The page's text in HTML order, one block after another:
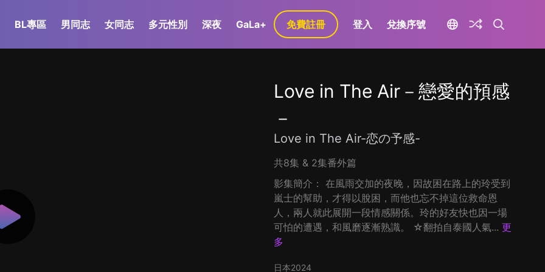
BL專區 男同志 女同志 多元性別 深夜 GaLa+ 免費註冊 登入 兌換序號
Love in The Air－戀愛的預感
－
Love in The Air-恋の予感-
共8集 & 2集番外篇
影集簡介： 在風雨交加的夜晚，因故困在路上的玲受到
嵐士的幫助，才得以脫困，而他也忘不掉這位救命恩
人，兩人就此展開一段情感關係。玲的好友快也因一場
可怕的遭遇，和風磨逐漸熟識。 ☆翻拍自泰國人氣... 更
多
日本2024